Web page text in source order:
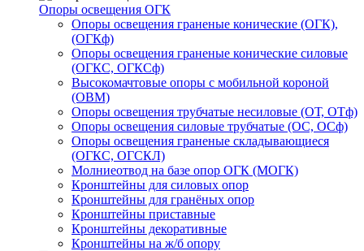
Опоры освещения ОГК
Опоры освещения граненые конические (ОГК),
(ОГКф)
Опоры освещения граненые конические силовые
(ОГКС, ОГКСф)
Высокомачтовые опоры с мобильной короной
(ОВМ)
Опоры освещения трубчатые несиловые (ОТ, ОТф)
Опоры освещения силовые трубчатые (ОС, ОСф)
Опоры освещения граненые складывающиеся
(ОГКС, ОГСКЛ)
Молниеотвод на базе опор ОГК (МОГК)
Кронштейны для силовых опор
Кронштейны для гранёных опор
Кронштейны приставные
Кронштейны декоративные
Кронштейны на ж/б опору